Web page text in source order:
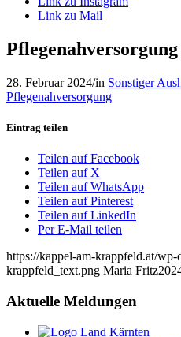
Link zu Mail
28. Februar 2024/in Sonstiger
Pflegenahversorgung
Eintrag teilen
Teilen auf Facebook
Teilen auf X
Teilen auf WhatsApp
Teilen auf Pinterest
Teilen auf LinkedIn
Per E-Mail teilen
https://kappel-am-krappfeld.at/
krappfeld_text.png Maria Fritz
Aktuelle Meldungen